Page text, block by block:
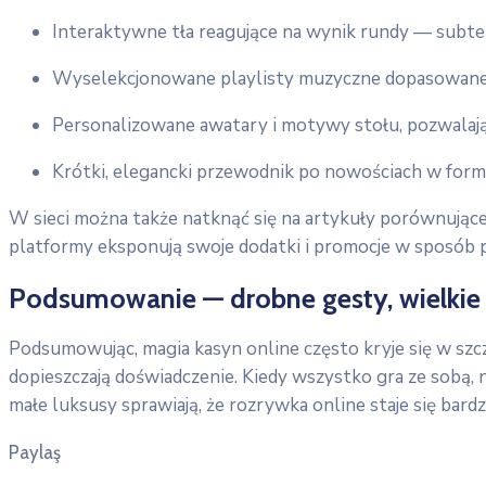
Interaktywne tła reagujące na wynik rundy —
Wyselekcjonowane playlisty muzyczne
Personalizowane awatary i motywy stołu,
Krótki, elegancki przewodnik po nowościach w
W sieci można także natknąć się na artykuły
platformy eksponują swoje dodatki i promocje w sposób
Podsumowanie — drobne gesty, wielkie
Podsumowując, magia kasyn online często kryje się w
dopieszczają doświadczenie. Kiedy wszystko gra ze
małe luksusy sprawiają, że rozrywka online staje się
Paylaş